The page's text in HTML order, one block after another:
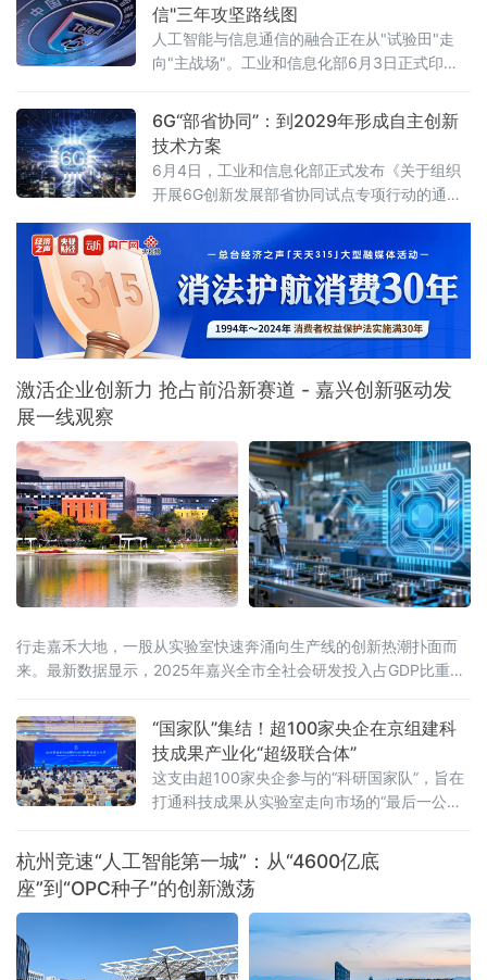
顶尖技能青年选手“论剑”黄浦江畔，共同角逐
64个比赛项目的桂冠，并有望创下历届比赛项
目、参赛人数及参与成员国家和地区数量三
信"三年攻坚路线图
人工智能与信息通信的融合正在从"试验田"走
向"主战场"。工业和信息化部6月3日正式印发
（2026—2028年）》（工信部通信〔2026〕
121号），以四大方向、17项具体任务，为未来
三年产业融合创新画出清晰作战图。目标锁
定：2028年城域算力1毫秒时延圈覆盖率不低于
75%《实施意见》明确，到2028年，人工智能
6G“部省协同”：到2029年形成自主创新
技术方案
6月4日，工业和信息化部正式发布《关于组织
开展6G创新发展部省协同试点专项行动的通
展6G创新发展部省协同试点。该行动旨在充分
发挥我国新型举国体制优势，凝聚重点地方、
重点企业创新资源，共同开展6G技术创新、产
业生态培育和应
激活企业创新力 抢占前沿新赛道 - 嘉兴创新驱动发
展一线观察
行走嘉禾大地，一股从实验室快速奔涌向生产线的创新热潮扑面而
来。最新数据显示，2025年嘉兴全市全社会研发投入占GDP比重达
连续五年保持全省第一。亮眼数字背后，“国家队”集结！超100家央企在京组建科
技成果产业化“超级联合体”
这支由超100家央企参与的“科研国家队”，旨在
打通科技成果从实验室走向市场的“最后一公
超百家企业集结，打造万亿级交易平台此次成
立的“中央企业科技成果产业化联合体”涵盖了我
国所有中央
杭州竞速“人工智能第一城”：从“4600亿底
座”到“OPC种子”的创新激荡